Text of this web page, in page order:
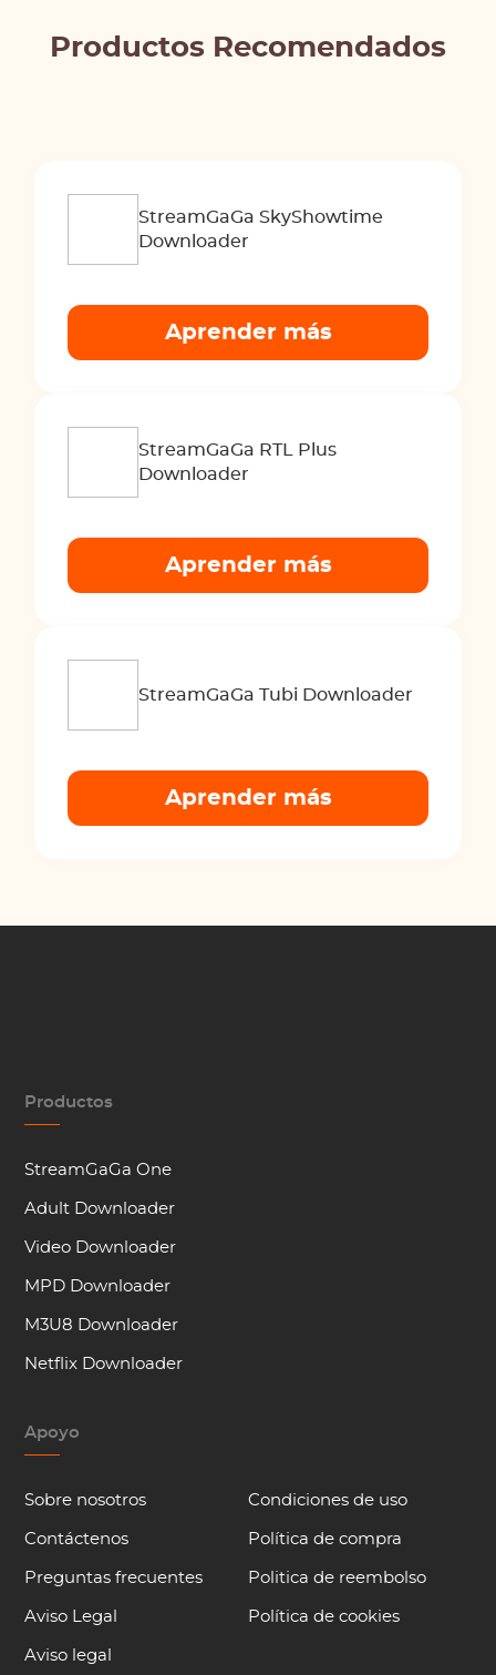
Productos Recomendados
StreamGaGa SkyShowtime
Downloader
Aprender más
StreamGaGa RTL Plus
Downloader
Aprender más
StreamGaGa Tubi Downloader
Aprender más
Productos
StreamGaGa One
Adult Downloader
Video Downloader
MPD Downloader
M3U8 Downloader
Netflix Downloader
Apoyo
Sobre nosotros
Contáctenos
Preguntas frecuentes
Aviso Legal
Aviso legal
Condiciones de uso
Política de compra
Politica de reembolso
Política de cookies